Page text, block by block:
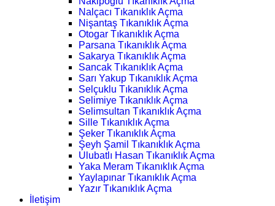
Nalçacı Tıkanıklık Açma
Nişantaş Tıkanıklık Açma
Otogar Tıkanıklık Açma
Parsana Tıkanıklık Açma
Sakarya Tıkanıklık Açma
Sancak Tıkanıklık Açma
Sarı Yakup Tıkanıklık Açma
Selçuklu Tıkanıklık Açma
Selimiye Tıkanıklık Açma
Selimsultan Tıkanıklık Açma
Sille Tıkanıklık Açma
Şeker Tıkanıklık Açma
Şeyh Şamil Tıkanıklık Açma
Ulubatlı Hasan Tıkanıklık Açma
Yaka Meram Tıkanıklık Açma
Yaylapınar Tıkanıklık Açma
Yazır Tıkanıklık Açma
İletişim